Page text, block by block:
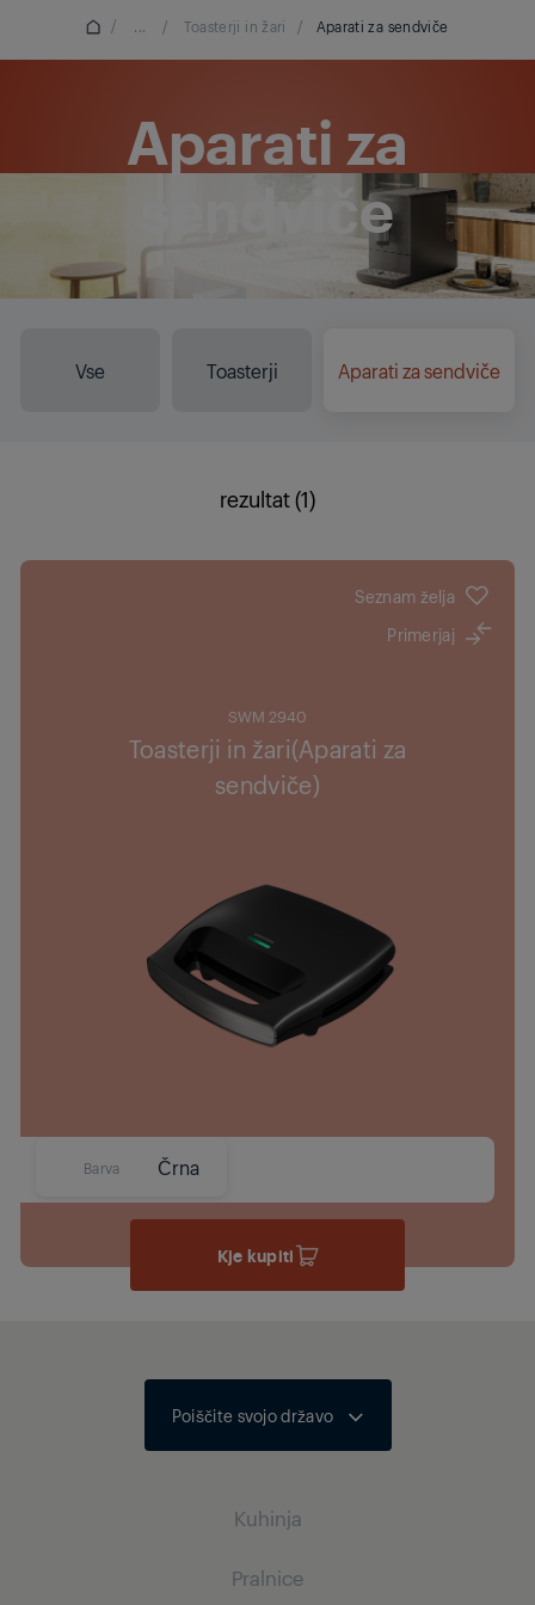
/ ... / Toasterji in žari / Aparati za sendviče
Aparati za
sendviče
Vse Toasterji Aparati za sendviče
rezultat (1)
Seznam želja
Primerjaj
SWM 2940
Toasterji in žari(Aparati za
sendviče)
Barva Črna
Kje kupiti
Poiščite svojo državo
Kuhinja
Kuhanje
Pralnice